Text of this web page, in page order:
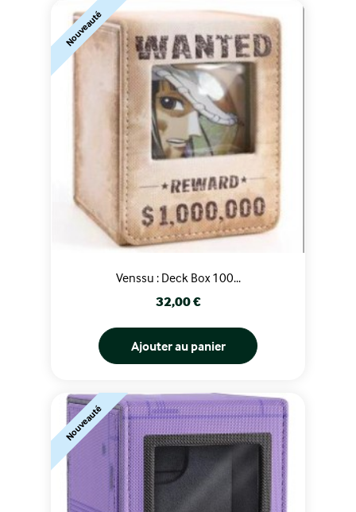
Venssu : Deck Box 100...
Prix
32,00 €
Ajouter au panier
Nouveauté
Nouveauté